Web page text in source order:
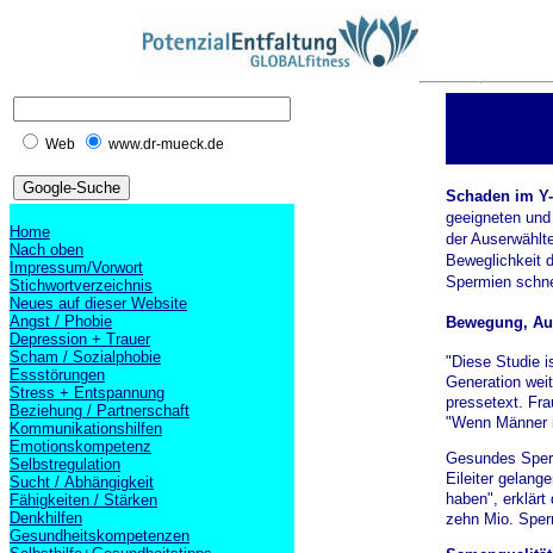
Web www.dr-mueck.de
Home
Nach oben
Impressum/Vorwort
Stichwortverzeichnis
Neues auf dieser Website
Angst / Phobie
Depression + Trauer
Scham / Sozialphobie
Essstörungen
Stress + Entspannung
Beziehung / Partnerschaft
Kommunikationshilfen
Emotionskompetenz
Selbstregulation
Sucht / Abhängigkeit
Fähigkeiten / Stärken
Denkhilfen
Gesundheitskompetenzen
Schaden im
geeigneten
der
Beweglichkeit
Spermien
Bewegung,
"Diese Studie
Generation
pressetext.
"Wenn
Gesundes
Eileiter
haben", erklärt
zehn Mio.